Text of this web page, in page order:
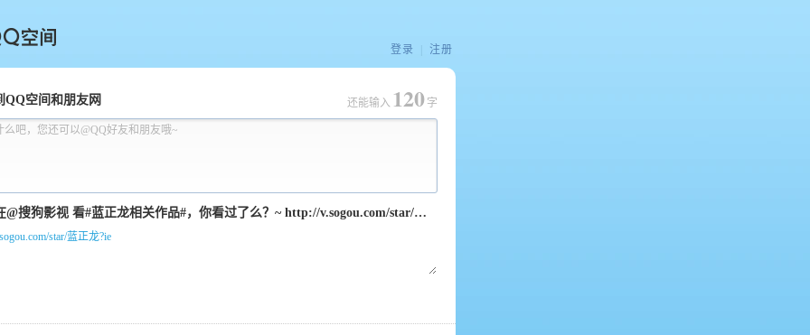
间
登录 注册
QQ空间和朋友网
么吧，您还可以@QQ好友和朋友哦~
还能输入 120 字
star/蓝正龙?ie